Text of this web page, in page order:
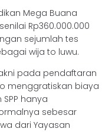
Mega Buana
Rp360.000.000
sejumlah tes
wija to luwu.
pada pendaftaran
menggratiskan biaya
hanya
sebesar
dari Yayasan